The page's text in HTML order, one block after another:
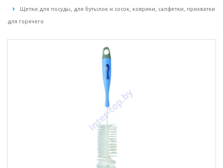
Щетки для посуды, для бутылок и сосок, коврики, салфетки, прихватки
для горячего